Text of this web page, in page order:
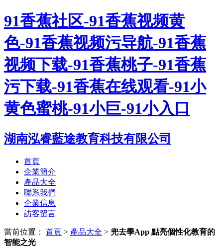
91香蕉社区-91香蕉视频黄
色-91香蕉视频污导航-91香蕉
视频下载-91香蕉桃子-91香蕉
污下载-91香蕉在线观看-91小
黄色蜜桃-91小巨-91小入口
湖南泓睿藍途教育科技有限公司
首頁
企業簡介
產品大全
聯系我們
企業信息
訪客留言
當前位置： 首頁 > 產品大全 > 兜去學App 點亮個性化教育的
智能之光